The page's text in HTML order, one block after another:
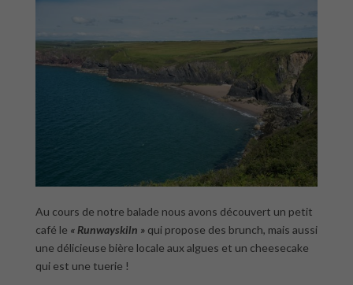
Au cours de notre balade nous avons découvert un petit
café le « Runwayskiln »qui propose des brunch, mais aussi
une délicieuse bière locale aux algues et un cheesecake
qui est une tuerie !